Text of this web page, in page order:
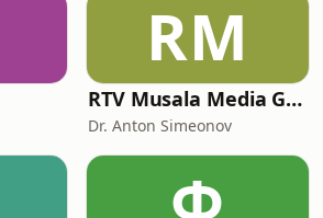
RM
RTV Musala Media Group Podcasts
Dr. Anton Simeonov